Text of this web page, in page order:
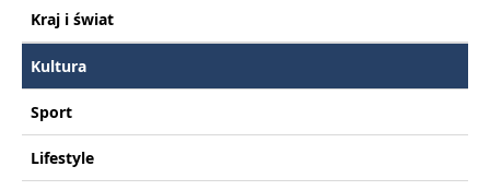
Kraj i świat
Kultura
Sport
Lifestyle